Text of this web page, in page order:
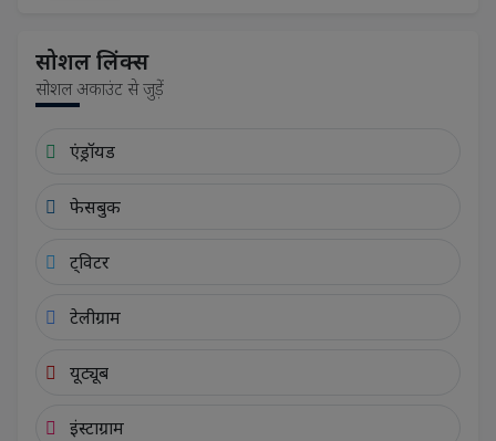
सोशल लिंक्स
सोशल अकाउंट से जुड़ें
एंड्रॉयड
फेसबुक
ट्विटर
टेलीग्राम
यूट्यूब
इंस्टाग्राम